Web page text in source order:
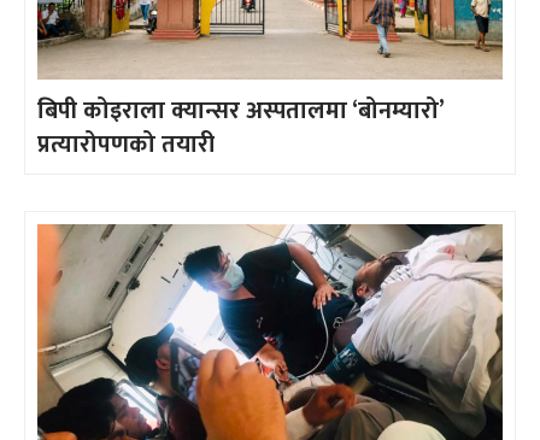
बिपी कोइराला क्यान्सर अस्पतालमा ‘बोनम्यारो’
प्रत्यारोपणको तयारी